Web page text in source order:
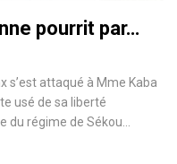
pourrit par…
s’est attaqué à Mme Kaba
usé de sa liberté
du régime de Sékou…